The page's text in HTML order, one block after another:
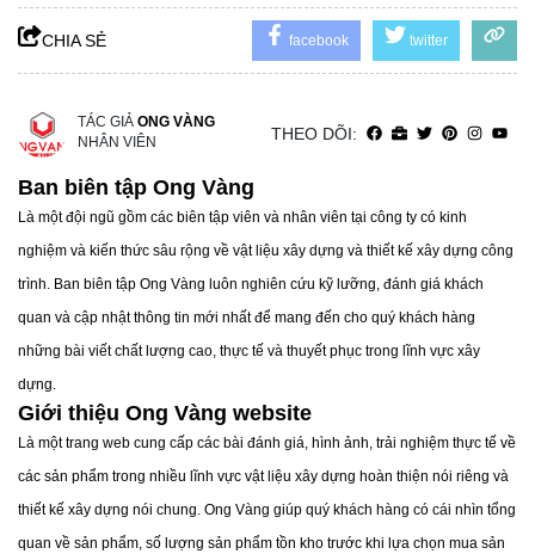
các sản phẩm hoa văn và mẫu trang trí đa dạng để tạo
Gạch lát nền Prime có nhiều kích thước khác nhau như
30x30cm, 60x60cm, 80x80cm, 100x100cm hoặc thậm chí
là các kích thước tùy chỉnh theo yêu cầu của khách hàng.
Xác định kích thước gạch lát nền phù hợp với không gian
và ý định thiết kế: từ gạch lớn làm tăng cảm giác rộng rãi
đến gạch nhỏ tạo điểm nhấn chi tiết.
6. Ngân sách và lựa chọn gạch lát nền:
Đánh giá ngân sách của bạn và xác định mức độ chi tiêu
cho việc lát nền. Tìm kiếm các các mẫu gạch phù hợp với
ngân sách của bạn, từ các sản phẩm kinh tế đến các sản
phẩm cao cấp hơn.
7. Mua gạch lát nền Prime giá tốt chất lượng
ở đâu?
Ong Vàng với hơn 14 năm kinh doanh ngành vật liệu xây
CHIA SẺ facebook twitter
TÁC GIẢ ONG VÀNG
NHÂN VIÊN
THEO DÕI:
Ban biên tập Ong Vàng
Là một đội ngũ gồm các biên tập viên và nhân viên tại công ty có kinh
nghiệm và kiến thức sâu rộng về vật liệu xây dựng và thiết kế xây dựng công
trình. Ban biên tập Ong Vàng luôn nghiên cứu kỹ lưỡng, đánh giá khách
quan và cập nhật thông tin mới nhất để mang đến cho quý khách hàng
những bài viết chất lượng cao, thực tế và thuyết phục trong lĩnh vực xây
dựng.
Giới thiệu Ong Vàng website
Là một trang web cung cấp các bài đánh giá, hình ảnh, trải nghiệm thực tế về
các sản phẩm trong nhiều lĩnh vực vật liệu xây dựng hoàn thiện nói riêng và
thiết kế xây dựng nói chung. Ong Vàng giúp quý khách hàng có cái nhìn tổng
quan về sản phẩm, số lượng sản phẩm tồn kho trước khi lựa chọn mua sản